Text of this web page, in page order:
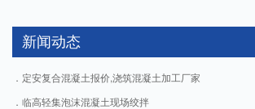
新闻动态
定安复合混凝土报价,浇筑混凝土加工厂家
临高轻集泡沫混凝土现场绞拌